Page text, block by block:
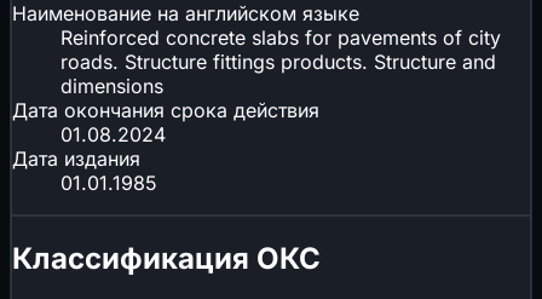
Наименование на английском языке
Reinforced concrete slabs for pavements of city
roads. Structure fittings products. Structure and
dimensions
Дата окончания срока действия
01.08.2024
Дата издания
01.01.1985
Классификация ОКС